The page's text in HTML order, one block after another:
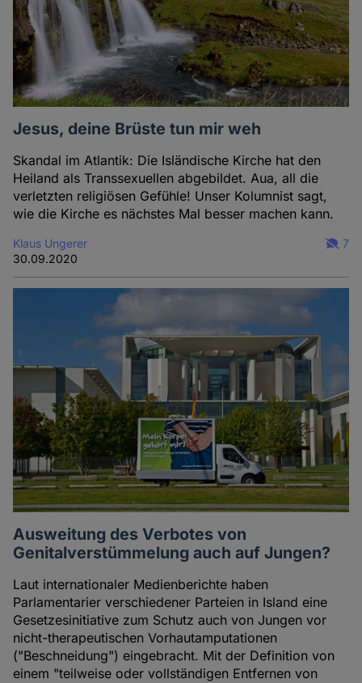
Jesus, deine Brüste tun mir weh
Skandal im Atlantik: Die Isländische Kirche hat den
Heiland als Transsexuellen abgebildet. Aua, all die
verletzten religiösen Gefühle! Unser Kolumnist sagt,
wie die Kirche es nächstes Mal besser machen kann.
Klaus Ungerer
30.09.2020
7
Ausweitung des Verbotes von
Genitalverstümmelung auch auf Jungen?
Laut internationaler Medienberichte haben
Parlamentarier verschiedener Parteien in Island eine
Gesetzesinitiative zum Schutz auch von Jungen vor
nicht-therapeutischen Vorhautamputationen
("Beschneidung") eingebracht. Mit der Definition von
einem "teilweise oder vollständigen Entfernen von